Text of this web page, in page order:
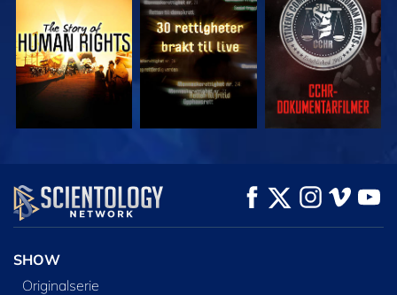
SE SE SE
SE UTFORSK SERIEN
SHOW
Originalserie